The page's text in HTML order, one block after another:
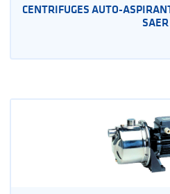
CENTRIFUGES AUTO-
SAER